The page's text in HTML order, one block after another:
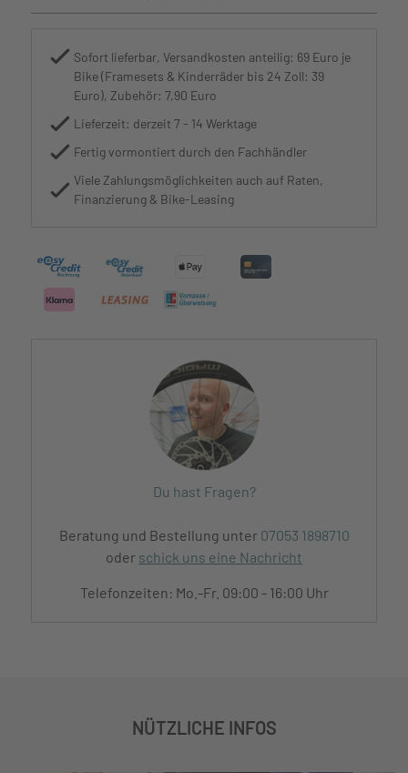
Sofort lieferbar, Versandkosten anteilig: 69 Euro je
Bike (Framesets & Kinderräder bis 24 Zoll: 39
Euro), Zubehör: 7,90 Euro
Lieferzeit: derzeit 7 - 14 Werktage
Fertig vormontiert durch den Fachhändler
Viele Zahlungsmöglichkeiten auch auf Raten,
Finanzierung & Bike-Leasing
Du hast Fragen?
Beratung und Bestellung unter 07053 1898710
oder schick uns eine Nachricht
Telefonzeiten: Mo.-Fr. 09:00 - 16:00 Uhr
NÜTZLICHE INFOS